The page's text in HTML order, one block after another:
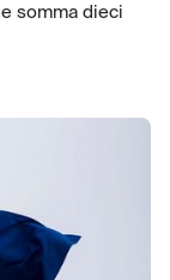
somma dieci